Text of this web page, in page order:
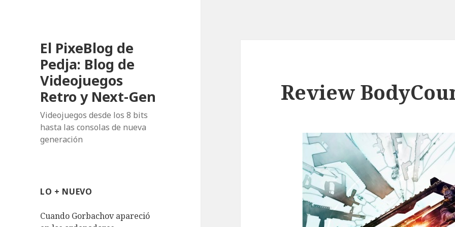
El PixeBlog de
Pedja: Blog de
Videojuegos
Retro y Next-Gen
Videojuegos desde los 8 bits
hasta las consolas de nueva
generación
LO + NUEVO
Cuando Gorbachov apareció
Review